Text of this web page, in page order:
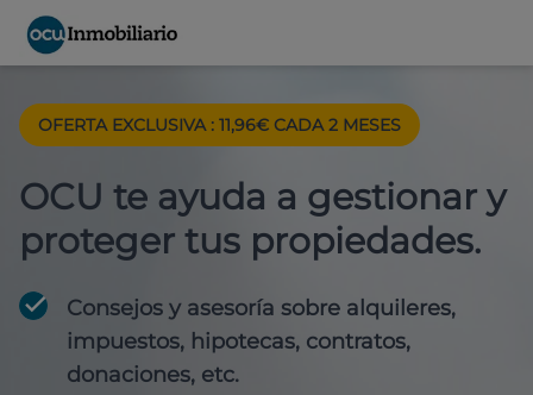
OFERTA EXCLUSIVA : 11,96€ CADA 2 MESES
OCU te ayuda a gestionar y
proteger tus propiedades.
Consejos y asesoría sobre alquileres,
impuestos, hipotecas, contratos,
donaciones, etc.